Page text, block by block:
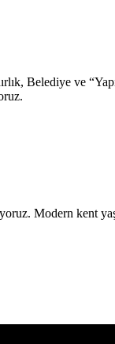
Belediye ve
Modern kent